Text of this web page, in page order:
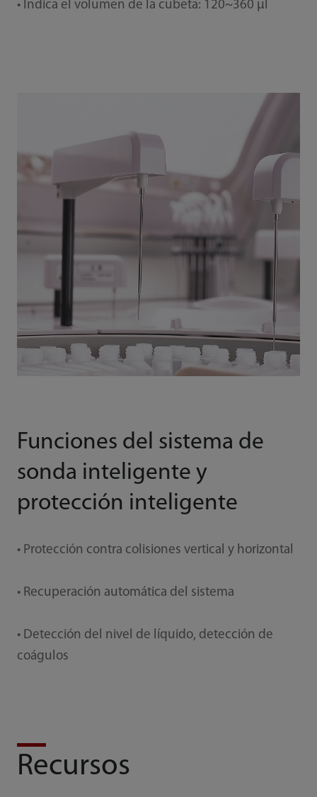
• Indica el volumen de la cubeta: 120~360 μl
Funciones del sistema de
sonda inteligente y
protección inteligente
• Protección contra colisiones vertical y horizontal
• Recuperación automática del sistema
• Detección del nivel de líquido, detección de
coágulos
Recursos